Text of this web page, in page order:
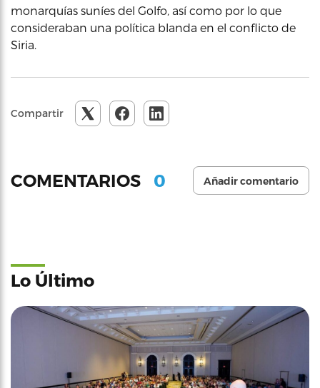
monarquías suníes del Golfo, así como por lo que
consideraban una política blanda en el conflicto de
Siria.
Compartir
COMENTARIOS 0 Añadir comentario
Lo Último